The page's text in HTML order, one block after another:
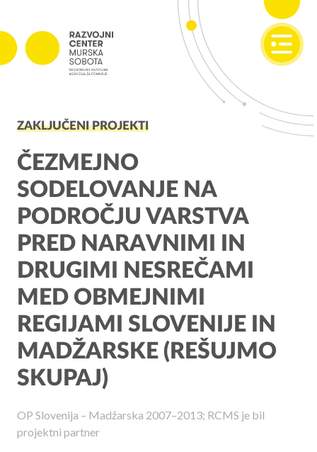
Projekti v izvajanju
Zaključeni projekti
PODJETNIŠTVO
SPOT
Invest Pomurje
PONI
REGIONALNI RAZVOJ
Aktualno programsko obdobje 2021 – 2027
Obmejna problemska območja
O NAS
ZAKLJUČENI PROJEKTI
ČEZMEJNO
SODELOVANJE NA
PODROČJU VARSTVA
PRED NARAVNIMI IN
DRUGIMI NESREČAMI
MED OBMEJNIMI
REGIJAMI SLOVENIJE IN
MADŽARSKE (REŠUJMO
SKUPAJ)
OP Slovenija – Madžarska 2007–2013; RCMS je bil
projektni partner